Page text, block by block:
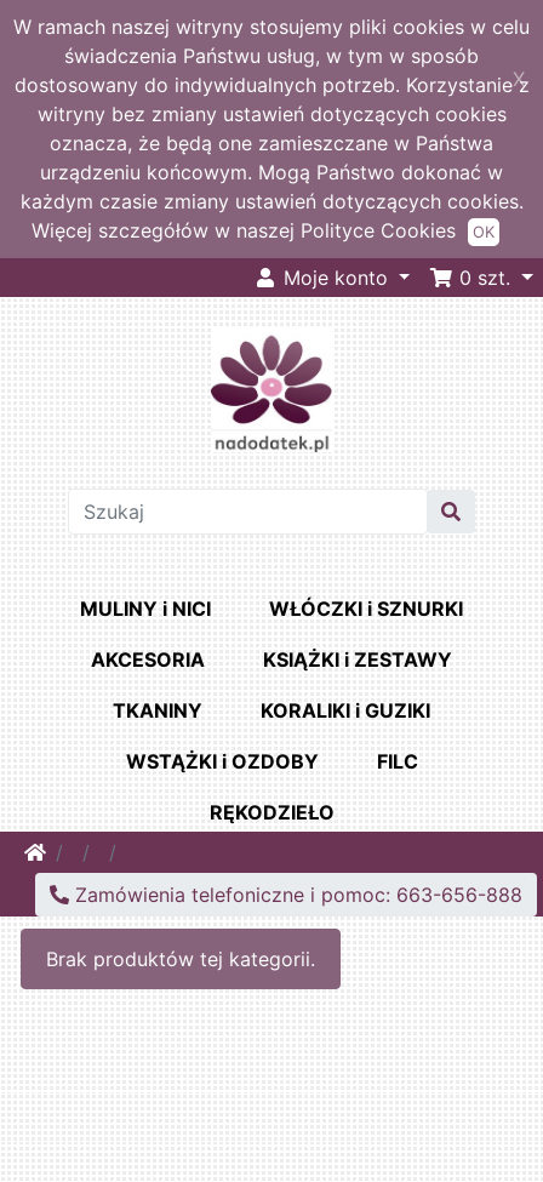
W ramach naszej witryny stosujemy pliki cookies w celu
świadczenia Państwu usług, w tym w sposób
dostosowany do indywidualnych potrzeb. Korzystanie z
witryny bez zmiany ustawień dotyczących cookies
oznacza, że będą one zamieszczane w Państwa
urządzeniu końcowym. Mogą Państwo dokonać w
każdym czasie zmiany ustawień dotyczących cookies.
Więcej szczegółów w naszej Polityce Cookies
X
OK
Moje konto 0 szt.
MULINY i NICI WŁÓCZKI i SZNURKI
AKCESORIA KSIĄŻKI i ZESTAWY
TKANINY KORALIKI i GUZIKI
WSTĄŻKI i OZDOBY FILC
RĘKODZIEŁO
Home
Zamówienia telefoniczne i pomoc: 663-656-888
Brak produktów tej kategorii.